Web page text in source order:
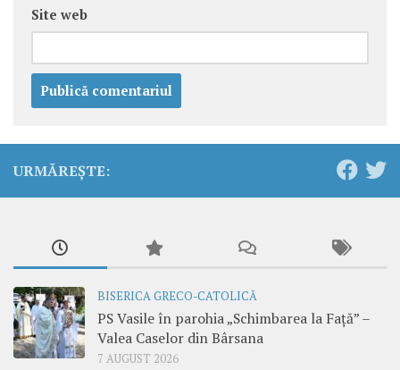
Site web
URMĂREȘTE:
BISERICA GRECO-CATOLICĂ
PS Vasile în parohia „Schimbarea la Față” –
Valea Caselor din Bârsana
7 AUGUST 2026